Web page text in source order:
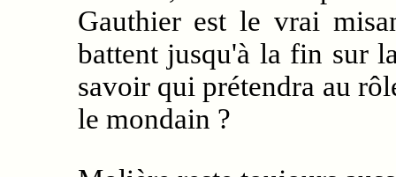
Gauthier est le vrai
battent jusqu'à la fin sur
savoir qui prétendra au
le mondain ?